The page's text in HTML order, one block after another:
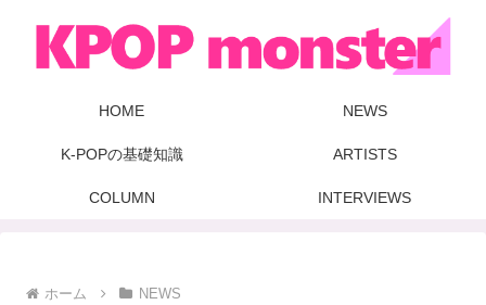
HOME NEWS
K-POPの基礎知識 ARTISTS
COLUMN INTERVIEWS
ホーム NEWS